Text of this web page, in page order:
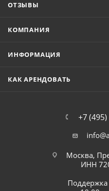
ОТЗЫВЫ
КОМПАНИЯ
ИНФОРМАЦИЯ
КАК АРЕНДОВАТЬ
+7
Москва,
ИНН
Поддержка